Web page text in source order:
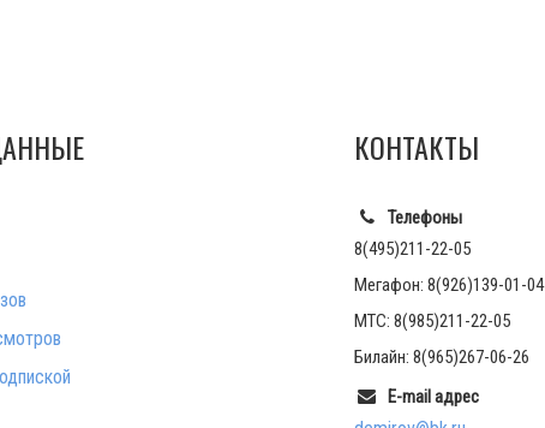
КОНТАКТЫ
Телефоны
8(495)211-22-05
Мегафон: 8(926)139-01-04
МТС: 8(985)211-22-05
Билайн: 8(965)267-06-26
E-mail адрес